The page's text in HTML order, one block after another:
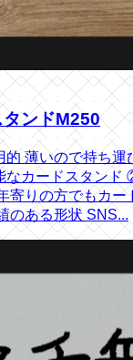
ンドM250
薄いので持ち運
なカードスタンド
寄りの方でもカー
のある形状 SNS...